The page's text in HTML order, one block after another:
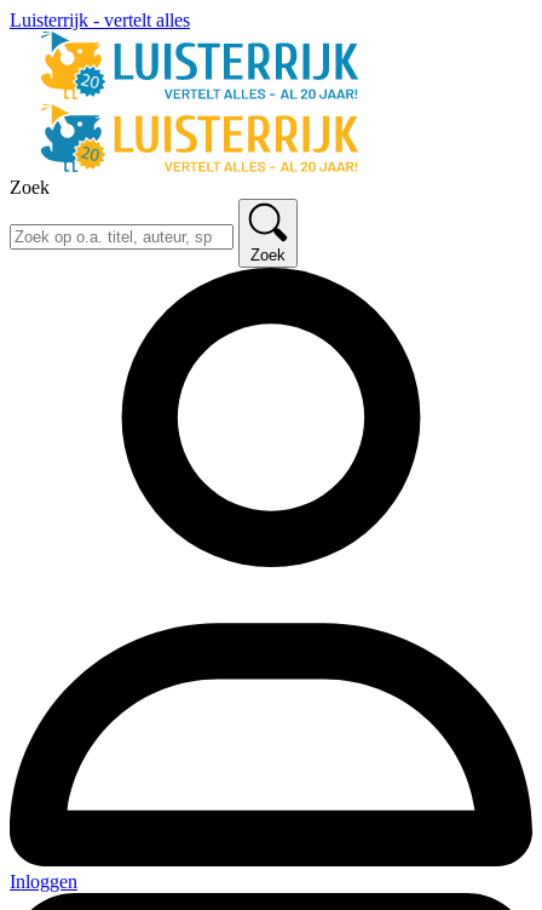
Luisterrijk - vertelt alles
Zoek
Zoek
Inloggen